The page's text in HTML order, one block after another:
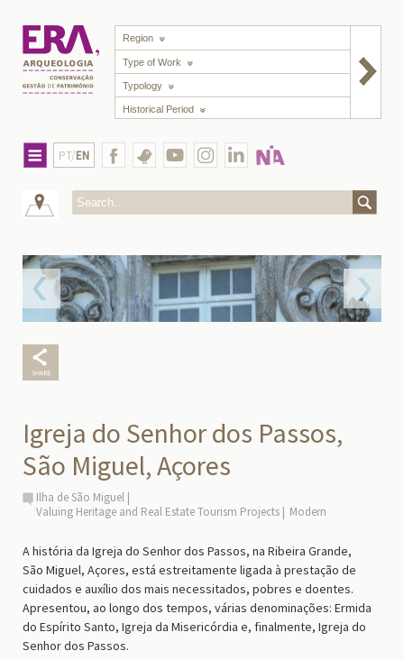
Region
Type of Work
Typology
Historical Period
PT/EN
Igreja do Senhor dos Passos,
São Miguel, Açores
Ilha de São Miguel
Valuing Heritage and Real Estate Tourism Projects
Modern
A história da Igreja do Senhor dos Passos, na Ribeira Grande,
São Miguel, Açores, está estreitamente ligada à prestação de
cuidados e auxílio dos mais necessitados, pobres e doentes.
Apresentou, ao longo dos tempos, várias denominações: Ermida
do Espírito Santo, Igreja da Misericórdia e, finalmente, Igreja do
Senhor dos Passos.